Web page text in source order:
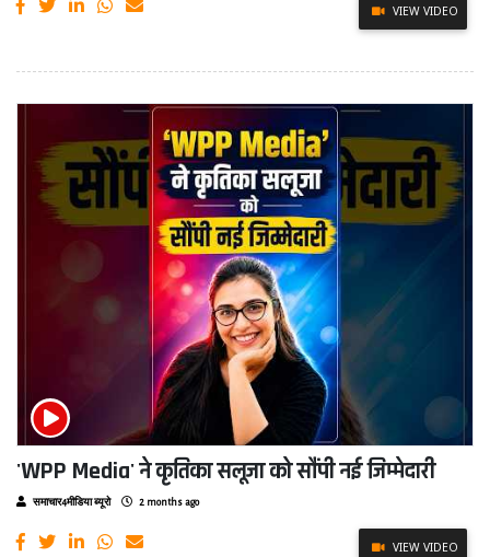
VIEW VIDEO
'WPP Media' ने कृतिका सलूजा को सौंपी नई जिम्मेदारी
समाचार4मीडिया ब्यूरो 2 months ago
VIEW VIDEO